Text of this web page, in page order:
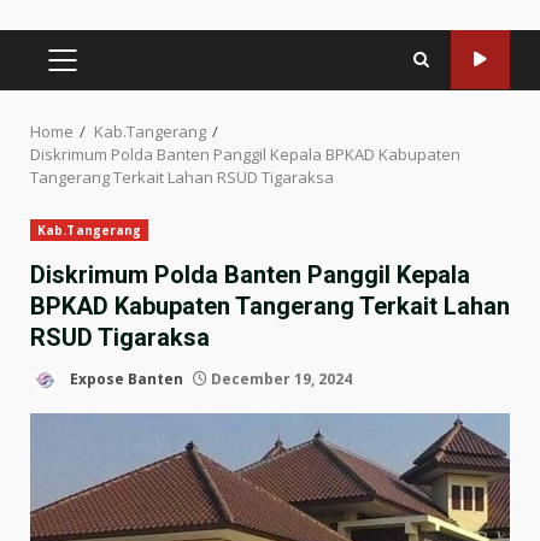
PRIMARY
MENU
Home
Kab.Tangerang
Diskrimum Polda Banten Panggil Kepala BPKAD Kabupaten
Tangerang Terkait Lahan RSUD Tigaraksa
Kab.Tangerang
Diskrimum Polda Banten Panggil Kepala
BPKAD Kabupaten Tangerang Terkait Lahan
RSUD Tigaraksa
Expose Banten December 19, 2024